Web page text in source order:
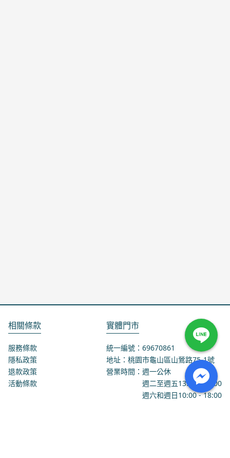
相關條款
服務條款
隱私政策
退款政策
活動條款
實體門市
統一編號：69670861
地址：桃園市龜山區山鶯路75-1號
營業時間：週一公休
週二至週五13:00 - 18:00
週六和週日10:00 - 18:00